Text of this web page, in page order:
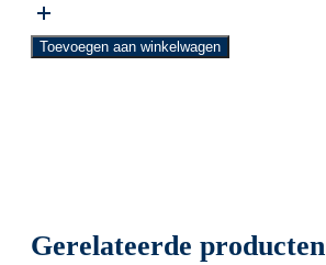
Toevoegen aan winkelwagen
Gerelateerde producten